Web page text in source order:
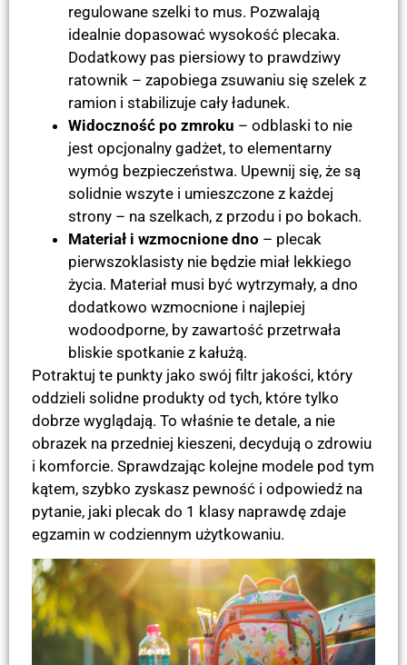
regulowane szelki to mus. Pozwalają
idealnie dopasować wysokość plecaka.
Dodatkowy pas piersiowy to prawdziwy
ratownik – zapobiega zsuwaniu się szelek z
ramion i stabilizuje cały ładunek.
Widoczność po zmroku – odblaski to nie
jest opcjonalny gadżet, to elementarny
wymóg bezpieczeństwa. Upewnij się, że są
solidnie wszyte i umieszczone z każdej
strony – na szelkach, z przodu i po bokach.
Materiał i wzmocnione dno – plecak
pierwszoklasisty nie będzie miał lekkiego
życia. Materiał musi być wytrzymały, a dno
dodatkowo wzmocnione i najlepiej
wodoodporne, by zawartość przetrwała
bliskie spotkanie z kałużą.
Potraktuj te punkty jako swój filtr jakości, który
oddzieli solidne produkty od tych, które tylko
dobrze wyglądają. To właśnie te detale, a nie
obrazek na przedniej kieszeni, decydują o zdrowiu
i komforcie. Sprawdzając kolejne modele pod tym
kątem, szybko zyskasz pewność i odpowiedź na
pytanie, jaki plecak do 1 klasy naprawdę zdaje
egzamin w codziennym użytkowaniu.